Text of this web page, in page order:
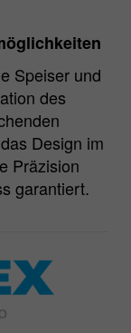
Speiser und
des
Design im
Präzision
garantiert.